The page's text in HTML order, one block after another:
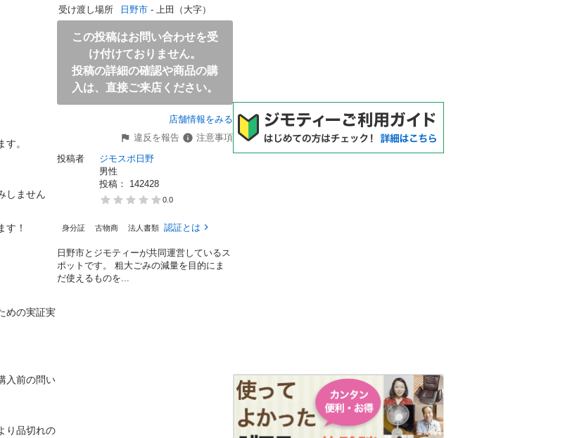
。
しません
す！
めの実証実
入前の問い
り品切れの
受け渡し場所
日野市 - 上田（大字）
この投稿はお問い合わせを受
け付けておりません。
投稿の詳細の確認や商品の購
入は、直接ご来店ください。
店舗情報をみる
違反を報告
注意事項
投稿者
ジモスポ日野
男性
投稿： 142428
0.0
身分証 古物商 法人書類 認証とは
日野市とジモティーが共同運営しているス
ポットです。 粗⼤ごみの減量を⽬的にま
だ使えるものを...